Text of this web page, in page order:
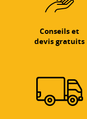
Conseils et
devis gratuits